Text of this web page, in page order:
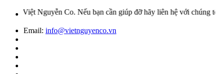
Co. Nếu bạn cần giúp đỡ hãy liên hệ với chúng tôi qua
Email: info@vietnguyenco.vn